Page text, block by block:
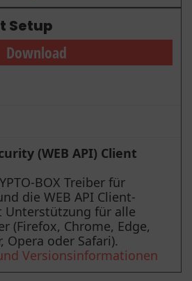
Setup
Download
(WEB API) Client
BOX Treiber für
die WEB API Client-
Unterstützung für alle
(Firefox, Chrome, Edge,
Opera oder Safari).
Versionsinformationen